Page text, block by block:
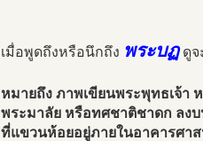
เมื่อพูดถึงหรือนึกถึง พระบฏดูจ
หมายถึง ภาพเขียนพระพุทธเจ้า
พระมาลัย หรือทศชาติชาดก ลง
ที่แขวนห้อยอยู่ภายในอาคารศา